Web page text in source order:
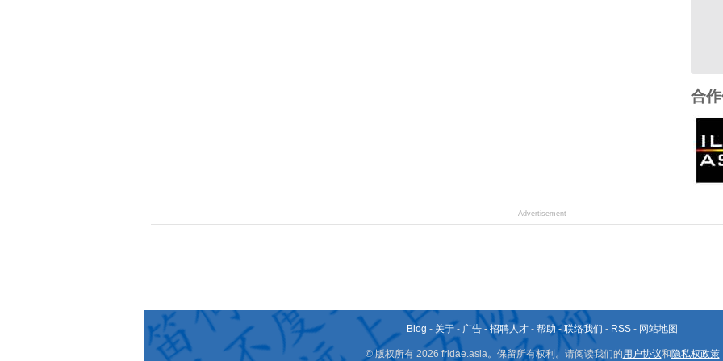
合
Advertisement
Blog - 关于 - 广告 -招聘人才 - 帮助- 联络我们 - RSS - 网站地图
© 版权所有 2026 fridae.asia。保留所有权利。请阅读我们的用户协议和隐私权政策